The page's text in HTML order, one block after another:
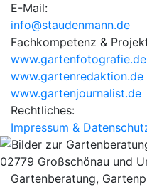
E-Mail:
info@staudenmann.de
Fachkompetenz &
www.gartenfotografie.de
www.gartenredaktion.de
www.gartenjournalist.de
Rechtliches:
Impressum &
Gartenberatung,